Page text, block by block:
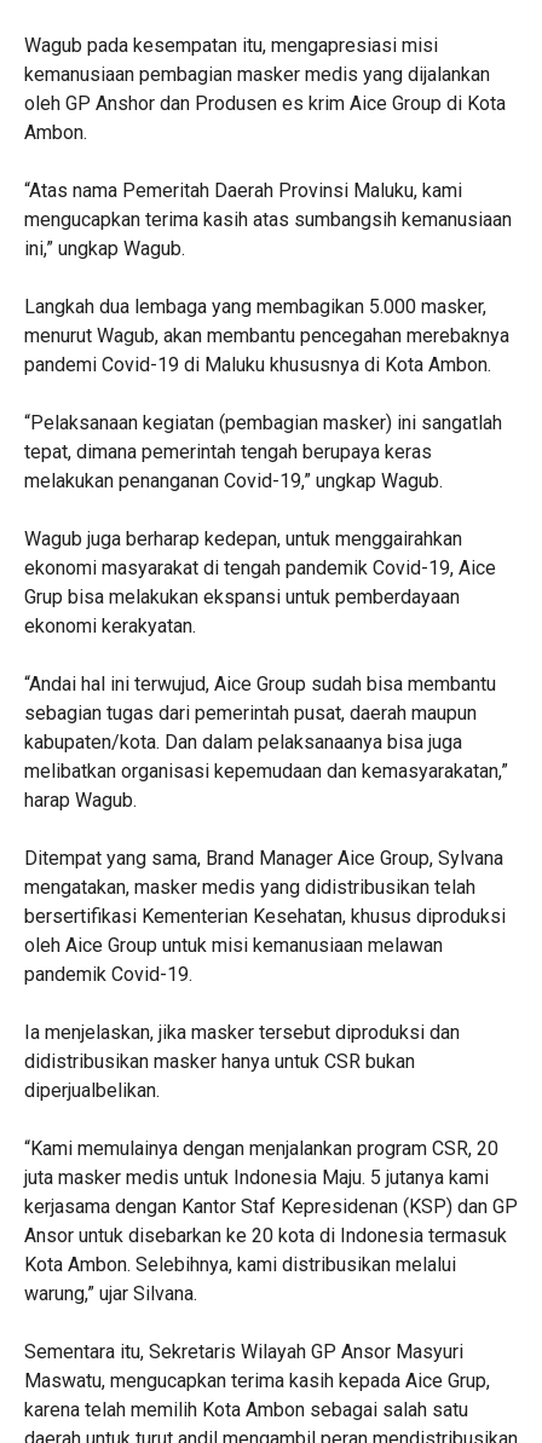
Wagub pada kesempatan itu, mengapresiasi misi
kemanusiaan pembagian masker medis yang dijalankan
oleh GP Anshor dan Produsen es krim Aice Group di Kota
Ambon.
“Atas nama Pemeritah Daerah Provinsi Maluku, kami
mengucapkan terima kasih atas sumbangsih kemanusiaan
ini,” ungkap Wagub.
Langkah dua lembaga yang membagikan 5.000 masker,
menurut Wagub, akan membantu pencegahan merebaknya
pandemi Covid-19 di Maluku khususnya di Kota Ambon.
“Pelaksanaan kegiatan (pembagian masker) ini sangatlah
tepat, dimana pemerintah tengah berupaya keras
melakukan penanganan Covid-19,” ungkap Wagub.
Wagub juga berharap kedepan, untuk menggairahkan
ekonomi masyarakat di tengah pandemik Covid-19, Aice
Grup bisa melakukan ekspansi untuk pemberdayaan
ekonomi kerakyatan.
“Andai hal ini terwujud, Aice Group sudah bisa membantu
sebagian tugas dari pemerintah pusat, daerah maupun
kabupaten/kota. Dan dalam pelaksanaanya bisa juga
melibatkan organisasi kepemudaan dan kemasyarakatan,”
harap Wagub.
Ditempat yang sama, Brand Manager Aice Group, Sylvana
mengatakan, masker medis yang didistribusikan telah
bersertifikasi Kementerian Kesehatan, khusus diproduksi
oleh Aice Group untuk misi kemanusiaan melawan
pandemik Covid-19.
Ia menjelaskan, jika masker tersebut diproduksi dan
didistribusikan masker hanya untuk CSR bukan
diperjualbelikan.
“Kami memulainya dengan menjalankan program CSR, 20
juta masker medis untuk Indonesia Maju. 5 jutanya kami
kerjasama dengan Kantor Staf Kepresidenan (KSP) dan GP
Ansor untuk disebarkan ke 20 kota di Indonesia termasuk
Kota Ambon. Selebihnya, kami distribusikan melalui
warung,” ujar Silvana.
Sementara itu, Sekretaris Wilayah GP Ansor Masyuri
Maswatu, mengucapkan terima kasih kepada Aice Grup,
karena telah memilih Kota Ambon sebagai salah satu
daerah untuk turut andil mengambil peran mendistribusikan